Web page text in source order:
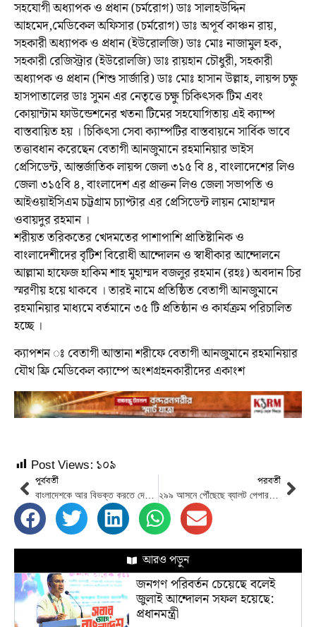
সহযোগী অধ্যাপক ও প্রধান (চর্মরোগ) ডাঃ সালাহউদ্দিন
আহমেদ,মেডিকেল অফিসার (চর্মরোগ) ডাঃ অপূর্ব কাঞ্চন রায়,
সহকারী অধ্যাপক ও প্রধান (ইউরোলজি) ডাঃ মোঃ নাজামুল হক,
সহকারী রেজিস্ট্রার (ইউরোলজি) ডাঃ রায়হান চৌধুরী, সহকারী
অধ্যাপক ও প্রধান (শিশু সার্জারি) ডাঃ মোঃ হাসান উল্লাহ, লায়ন্স চক্ষু
হাসপাতালের ডাঃ সুমন এর নেতৃত্তে চক্ষু চিকিৎসক টিম এবং
কোয়ান্টাম ফাউন্ডেশনের খতনা টিমের সহযোগিতায় এই ক্যাম্প
বাস্তবায়িত হয় । চিকিৎসা সেবা ক্যাম্পটির বাস্তবায়নে সার্বিক ভাবে
তত্তাবধান করেছেন বেতাগী আনজুমানে রহমানিয়ার ভাইস
প্রেসিডেন্ট, আন্তর্জাতিক লায়ন্স জেলা ৩১৫ বি ৪, বাংলাদেশের লিও
জেলা ৩১৫বি ৪, বাংলাদেশ এর প্রাক্তন লিও জেলা সভাপতি ও
আইওয়াইসিএম চট্টগ্রাম চ্যাপ্টার এর প্রেসিডেন্ট লায়ন মোহাম্মদ
ওবায়দুর রহমান ।
শরীয়ত তরিকতের খেদমতের পাশাপাশি প্রাতিষ্টানিক ও
বাংলাদেশীদের বৃটিশ বিরোধী আন্দোলন ও স্বাধীকার আন্দোলনে
আল্লামা হাফেজ হাকিম শাহ মুহাম্মদ বজলুর রহমান (রহঃ) অবদান চির
স্মরণীয় হয়ে থাকবে । তারই নামে প্রতিষ্ঠিত বেতাগী আনজুমানে
রহমানিয়ার মাধ্যমে বর্তমানে ৩৫ টি প্রতিষ্ঠান ও কার্যক্রম পরিচালিত
হচ্ছে ।
ক্যাপশন ঃ বেতাগী আস্তানা শরীফে বেতাগী আনজুমানে রহমানিয়ার
যৌথ ফ্রি মেডিকেল ক্যাম্পে অংশগ্রহনকারীদের একাংশ
Post Views: ১০৯
পূর্ববর্তী পরবর্তী
২৯৯ আসনে পৌঁছেছে ব্যালট পেপার, নির্বাচনের প্রস্তুতি সম্পন্ন : ইসি সচিব
আরও পড়ুন
জনগণ পরিবর্তন চেয়েছে বলেই
জুলাই আন্দোলন সফল হয়েছে:
প্রধানমন্ত্রী